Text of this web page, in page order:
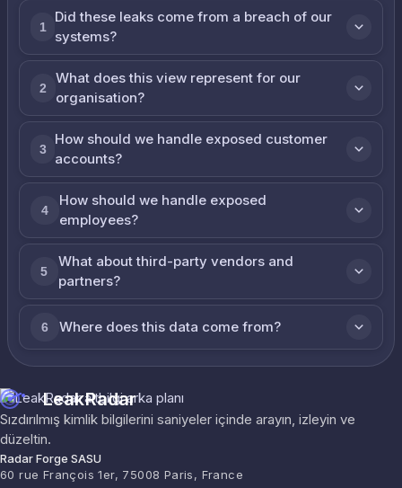
1
Did these leaks come from a breach of our
systems?
2
What does this view represent for our
organisation?
3
How should we handle exposed customer
accounts?
4
How should we handle exposed
employees?
5
What about third-party vendors and
partners?
6 Where does this data come from?
LeakRadar
Sızdırılmış kimlik bilgilerini saniyeler içinde arayın, izleyin ve
düzeltin.
Radar Forge SASU
60 rue François 1er, 75008 Paris, France